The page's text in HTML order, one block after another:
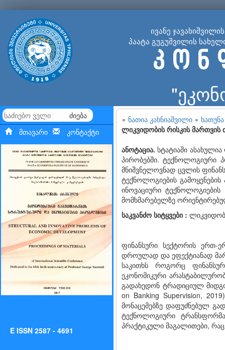
ივანე
პაატა გუგუშვილის
კ ო ნ
ძიება
მთავარი კონტაქტი
E ISSN 2587 - 4691
∘ ნათია კახნიაშვილი ∘
ლიკვიდობის რისკის
ანოტაცია. სტატიაში
პირობებში. ტექნოლოგიური
მნიშვნელოვნად ცვლის
ტექნოლოგიების
ინოვაციური ტექნოლოგიების
მომხმარებელზე
საკვანძო სიტყვები :
ფინანსური სექტორის ერთ-
დროულად და ეფექტიანად
საკითხს როგორც
ეკონომიკური
გადახედონ ტრადიციულ
on Banking Supervision,
მონაცემებზე დაფუძნებულ
ტექნოლოგიური
პრაქტიკული მაგალითები, რაც